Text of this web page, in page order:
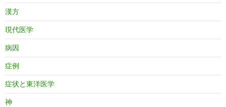
漢方
現代医学
病因
症例
症状と東洋医学
神